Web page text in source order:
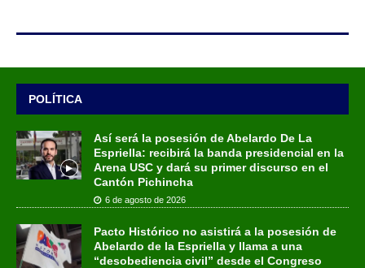
POLÍTICA
Así será la posesión de Abelardo De La
Espriella: recibirá la banda presidencial en la
Arena USC y dará su primer discurso en el
Cantón Pichincha
6 de agosto de 2026
Pacto Histórico no asistirá a la posesión de
Abelardo de la Espriella y llama a una
“desobediencia civil” desde el Congreso